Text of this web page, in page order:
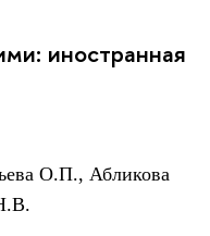
иностранная
О.П., Абликова